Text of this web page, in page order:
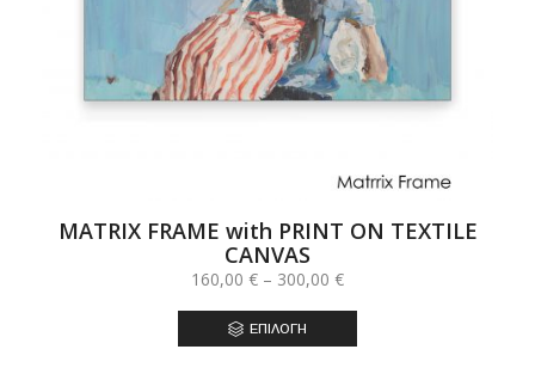
MATRIX FRAME with PRINT ON TEXTILE
CANVAS
160,00 € – 300,00 €Price
ΕΠΙΛΟΓΉ